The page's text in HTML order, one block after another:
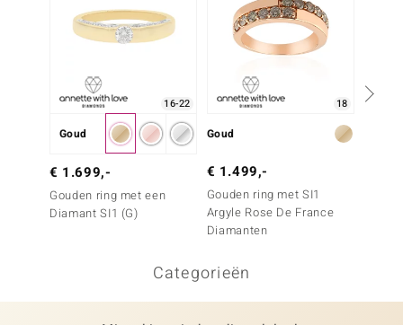
16-22
Goud
€ 1.699,-
Gouden ring met een
Diamant SI1 (G)
18
Goud
€ 1.499,-
Gouden ring met SI1
Argyle Rose De France
Diamanten
Categorieën